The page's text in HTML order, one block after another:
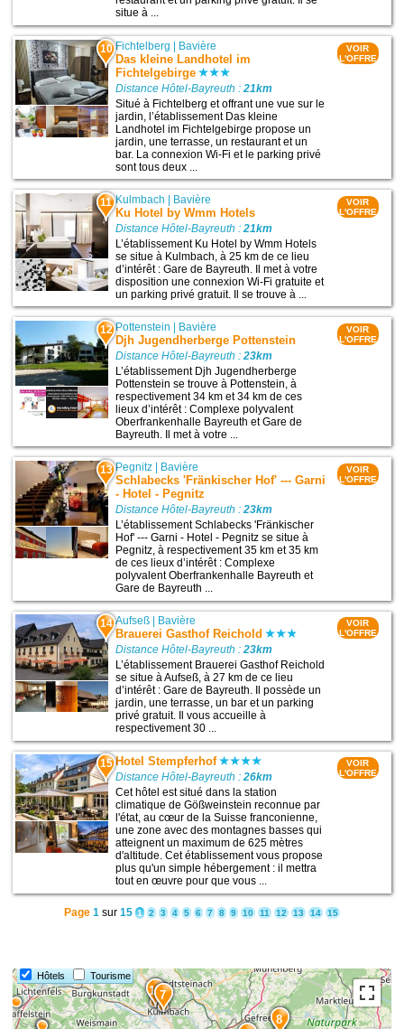
situe à ...
10 Fichtelberg | Bavière
Das kleine Landhotel im
Fichtelgebirge
Distance Hôtel-Bayreuth :21km
Situé à Fichtelberg et offrant une vue sur le
jardin, l’établissement Das kleine
Landhotel im Fichtelgebirge propose un
jardin, une terrasse, un restaurant et un
bar. La connexion Wi-Fi et le parking privé
sont tous deux ...
VOIR
L'OFFRE
11 Kulmbach | Bavière
Ku Hotel by Wmm Hotels
Distance Hôtel-Bayreuth :21km
L’établissement Ku Hotel by Wmm Hotels
se situe à Kulmbach, à 25 km de ce lieu
d’intérêt : Gare de Bayreuth. Il met à votre
disposition une connexion Wi-Fi gratuite et
un parking privé gratuit. Il se trouve à ...
VOIR
L'OFFRE
12 Pottenstein | Bavière
Djh Jugendherberge Pottenstein
Distance Hôtel-Bayreuth :23km
L’établissement Djh Jugendherberge
Pottenstein se trouve à Pottenstein, à
respectivement 34 km et 34 km de ces
lieux d’intérêt : Complexe polyvalent
Oberfrankenhalle Bayreuth et Gare de
Bayreuth. Il met à votre ...
VOIR
L'OFFRE
13 Pegnitz Bavière
Schlabecks 'Fränkischer Hof' --- Garni
- Hotel - Pegnitz
Distance Hôtel-Bayreuth :23km
L’établissement Schlabecks 'Fränkischer
Hof' --- Garni - Hotel - Pegnitz se situe à
Pegnitz, à respectivement 35 km et 35 km
de ces lieux d’intérêt : Complexe
polyvalent Oberfrankenhalle Bayreuth et
Gare de Bayreuth ...
VOIR
L'OFFRE
14 Aufseß Bavière
Brauerei Gasthof Reichold
Distance Hôtel-Bayreuth :23km
L’établissement Brauerei Gasthof Reichold
se situe à Aufseß, à 27 km de ce lieu
d’intérêt : Gare de Bayreuth. Il possède un
jardin, une terrasse, un bar et un parking
privé gratuit. Il vous accueille à
respectivement 30 ...
VOIR
L'OFFRE
15 Hotel Stempferhof
Distance Hôtel-Bayreuth :26km
Cet hôtel est situé dans la station
climatique de Gößweinstein reconnue par
l'état, au cœur de la Suisse franconienne,
une zone avec des montagnes basses qui
atteignent un maximum de 625 mètres
d'altitude. Cet établissement vous propose
plus qu'un simple hébergement : il mettra
tout en œuvre pour que vous ...
VOIR
L'OFFRE
Page 1 sur 15 1 2 3 4 5 6 7 8 9 10 11 12 13 14 15
Hôtels Tourisme
11
8
7